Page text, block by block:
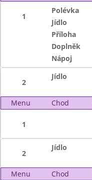
1
Polévka
Jídlo
Příloha
Doplněk
Nápoj
2
Jídlo
Menu Chod
1
2
Jídlo
Menu Chod